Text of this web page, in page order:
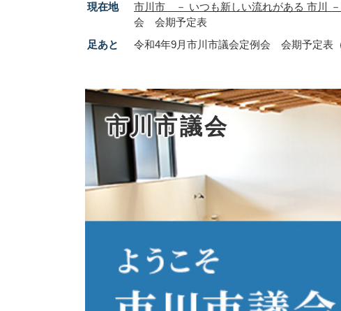
現在地 市川市 － いつも新しい流れがある 市川 －
会 会期予定表
足あと
令和4年9月市川市議会定例会 会期予定表
市川市議会